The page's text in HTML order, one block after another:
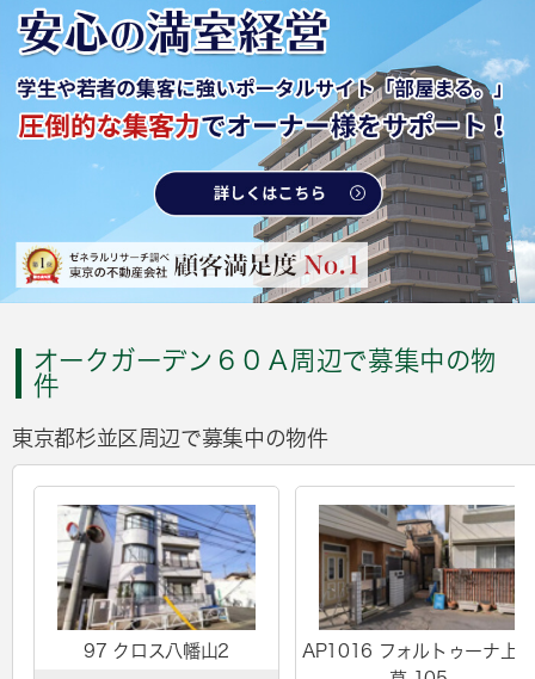
オークガーデン６０Ａ周辺で募集中の物
件
東京都杉並区周辺で募集中の物件
97 クロス八幡山2
AP1016 フォルトゥーナ上井